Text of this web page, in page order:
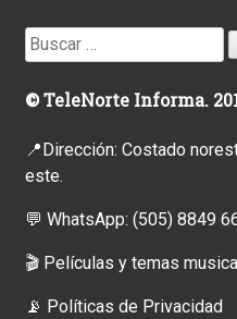
Buscar:
© TeleNorte Informa.
📍Dirección: Costado
este.
💬 WhatsApp: (505) 8849
🎬 Películas y temas
📡 Políticas de Privacidad